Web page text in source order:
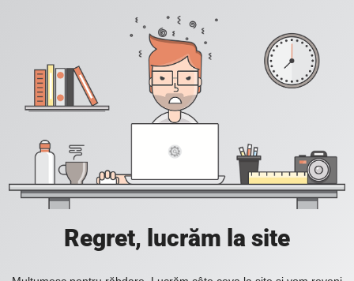
Regret, lucrăm la site